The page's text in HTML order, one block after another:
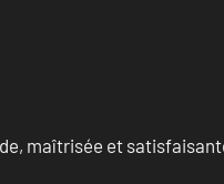
maîtrisée et